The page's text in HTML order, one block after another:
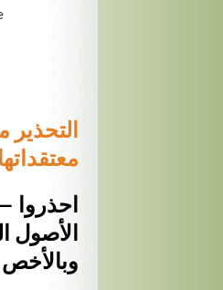
التحذير
احذروا
الأصول